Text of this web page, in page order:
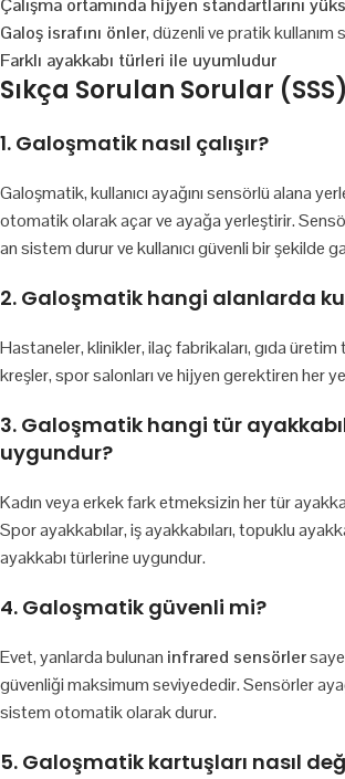
Çalışma ortamında hijyen standartlarını
Galoş israfını önler, düzenli ve pratik kullanım
Farklı ayakkabı türleri ile uyumludur
Sıkça Sorulan Sorular (SSS)
1. Galoşmatik nasıl çalışır?
Galoşmatik, kullanıcı ayağını sensörlü alana
otomatik olarak açar ve ayağa yerleştirir.
an sistem durur ve kullanıcı güvenli bir şekilde
2. Galoşmatik hangi alanlarda
Hastaneler, klinikler, ilaç fabrikaları, gıda
kreşler, spor salonları ve hijyen gerektiren her
3. Galoşmatik hangi tür
uygundur?
Kadın veya erkek fark etmeksizin her tür
Spor ayakkabılar, iş ayakkabıları, topuklu
ayakkabı türlerine uygundur.
4. Galoşmatik güvenli mi?
Evet, yanlarda bulunan infrared sensörler
güvenliği maksimum seviyededir. Sensörler
sistem otomatik olarak durur.
5. Galoşmatik kartuşları nasıl